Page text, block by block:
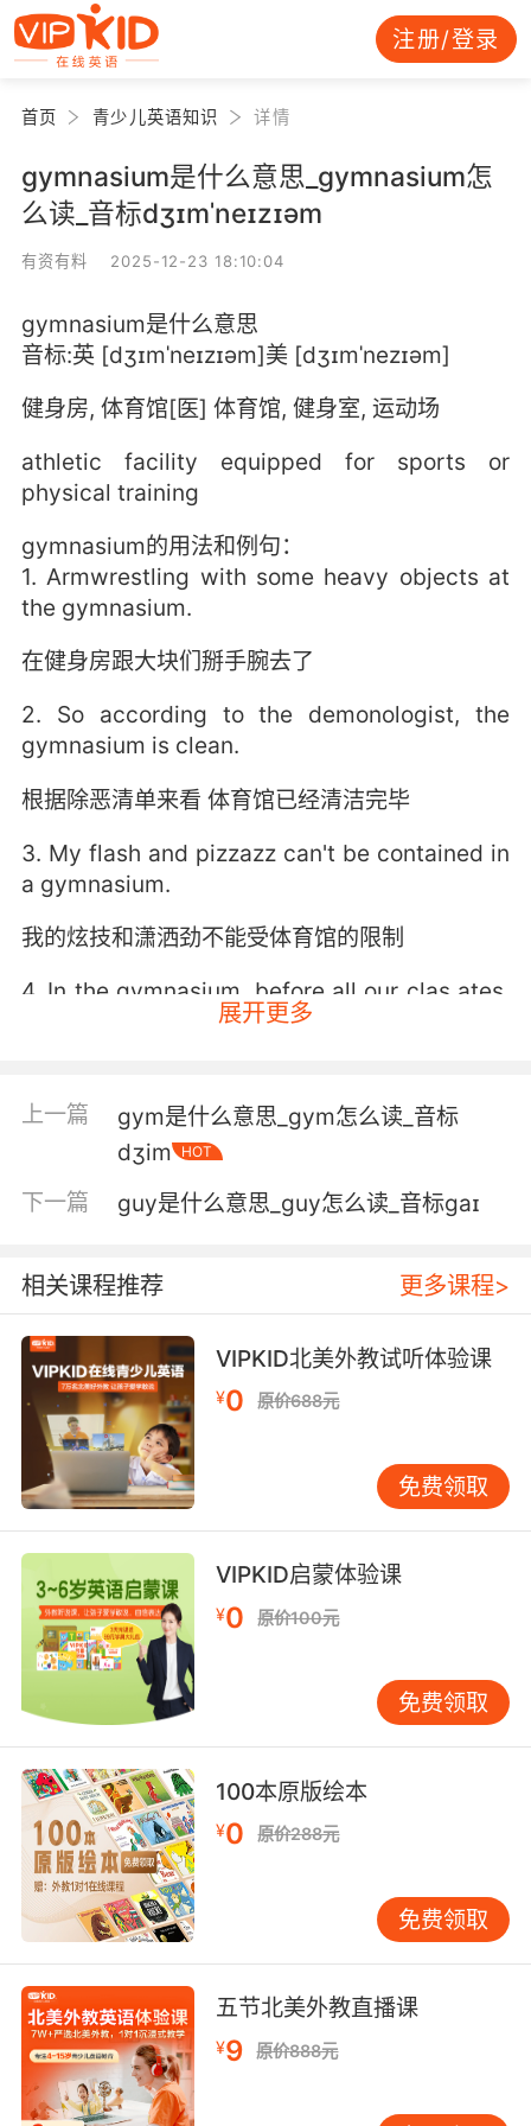
注册/登录
首页 青少儿英语知识 详情
gymnasium是什么意思_gymnasium怎
么读_音标dʒɪmˈneɪzɪəm
有资有料 2025-12-23 18:10:04
gymnasium是什么意思
音标:英 [dʒɪmˈneɪzɪəm]美 [dʒɪmˈnezɪəm]
健身房, 体育馆[医] 体育馆, 健身室, 运动场
athletic facility equipped for sports or
physical training
gymnasium的用法和例句：
1. Armwrestling with some heavy objects at
the gymnasium.
在健身房跟大块们掰手腕去了
2. So according to the demonologist, the
gymnasium is clean.
根据除恶清单来看 体育馆已经清洁完毕
3. My flash and pizzazz can't be contained in
a gymnasium.
我的炫技和潇洒劲不能受体育馆的限制
4. In the gymnasium, before all our clas ates,
we stripped to our waists.
5. What a gymnasium a real shrine to athletici
多棒的體育館 簡直是體育競技的圣地
6. So, this gymnasium is helping me gain my
breath.
这个健身房帮助我保持呼吸
7. Yeah, I heard he was dipping into the
gymnasium fund.
我聽說他挪用了體育館的資金
students to the gymnasium.
所有人去走廊把学生们带到体育馆
9. The chairman is here again, she wants to
see the new gymnasium.
主席又来了 她想看看新建的体育馆
10. Those of you who are not in the
gymnasium can join us in here, or you can
listen from wherever you are.
那些不在体育馆的人 可以在这儿加入我们 或者在
你们在的地方聆听
展开更多
上一篇
gym是什么意思_gym怎么读_音标
dʒim
HOT
下一篇 guy是什么意思_guy怎么读_音标ɡaɪ
相关课程推荐 更多课程>
VIPKID北美外教试听体验课
¥0 原价688元
免费领取
VIPKID启蒙体验课
¥0 原价100元
免费领取
100本原版绘本
¥0 原价288元
免费领取
五节北美外教直播课
¥9 原价888元